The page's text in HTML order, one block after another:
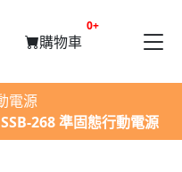
購物車
0+提醒購物車數量
電源
268 準固態行動電源